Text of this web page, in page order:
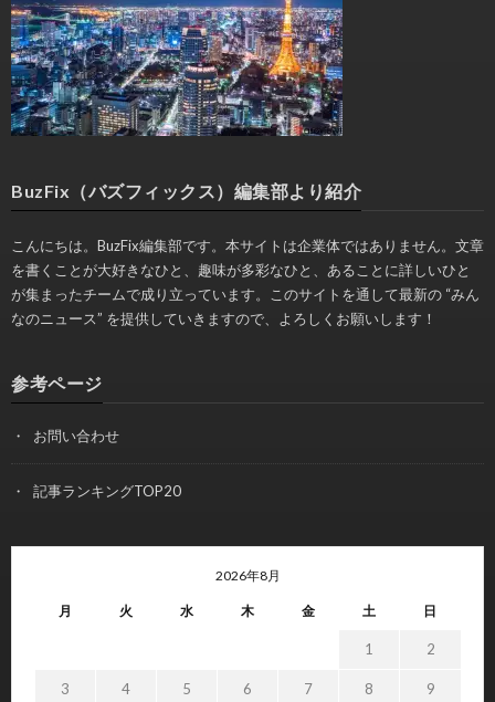
BuzFix（バズフィックス）編集部より紹介
こんにちは。BuzFix編集部です。本サイトは企業体ではありません。文章
を書くことが大好きなひと、趣味が多彩なひと、あることに詳しいひと
が集まったチームで成り立っています。このサイトを通して最新の “みん
なのニュース” を提供していきますので、よろしくお願いします！
参考ページ
お問い合わせ
記事ランキングTOP20
2026年8月
月 火 水 木 金 土 日
1 2
3 4 5 6 7 8 9